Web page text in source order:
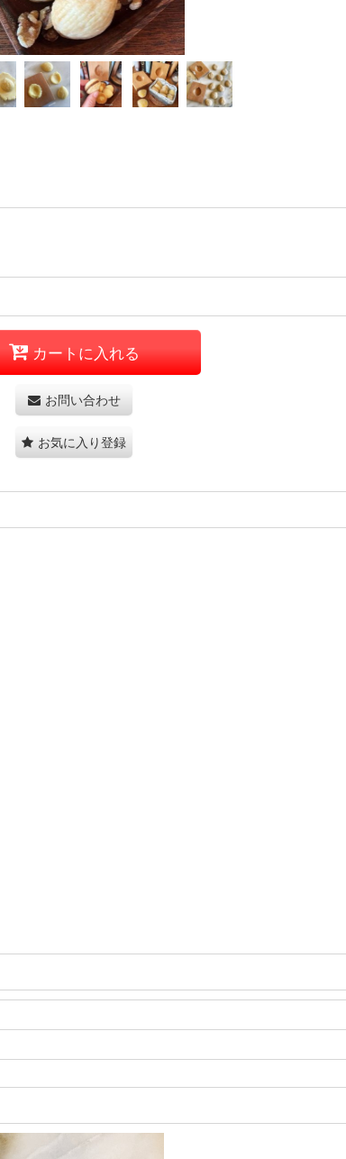
カートに入れる
お問い合わせ
お気に入り登録